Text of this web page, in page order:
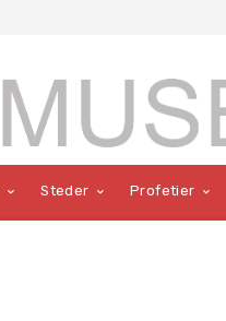
Steder Profetier